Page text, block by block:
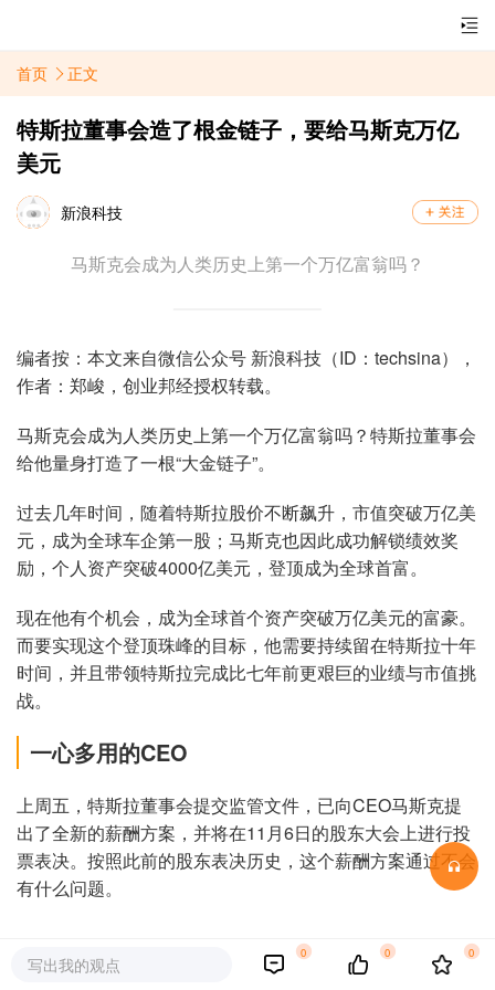
首页 正文
特斯拉董事会造了根金链子，要给马斯克万亿
美元
新浪科技
马斯克会成为人类历史上第一个万亿富翁吗？
编者按：本文来自微信公众号 新浪科技（ID：techsina），
作者：郑峻，创业邦经授权转载。
马斯克会成为人类历史上第一个万亿富翁吗？特斯拉董事会
给他量身打造了一根“大金链子”。
过去几年时间，随着特斯拉股价不断飙升，市值突破万亿美
元，成为全球车企第一股；马斯克也因此成功解锁绩效奖
励，个人资产突破4000亿美元，登顶成为全球首富。
现在他有个机会，成为全球首个资产突破万亿美元的富豪。
而要实现这个登顶珠峰的目标，他需要持续留在特斯拉十年
时间，并且带领特斯拉完成比七年前更艰巨的业绩与市值挑
战。
一心多用的CEO
上周五，特斯拉董事会提交监管文件，已向CEO马斯克提
出了全新的薪酬方案，并将在11月6日的股东大会上进行投
票表决。按照此前的股东表决历史，这个薪酬方案通过不会
有什么问题。
写出我的观点
0 0 0